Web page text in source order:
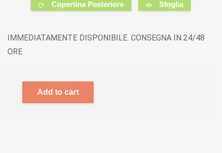
Copertina Posteriore Sfoglia
IMMEDIATAMENTE DISPONIBILE. CONSEGNA IN 24/48
ORE
Add to cart